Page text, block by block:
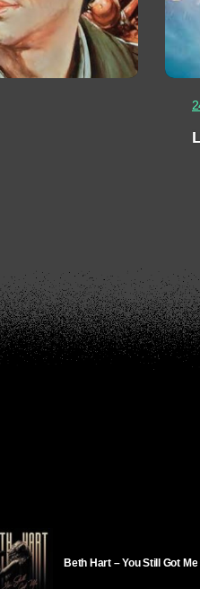
Beth Hart – You Still Got Me